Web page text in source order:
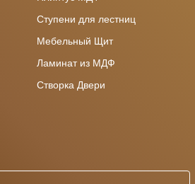
Ступени для лестниц
Мебельный Щит
Ламинат из МДФ
Створка Двери